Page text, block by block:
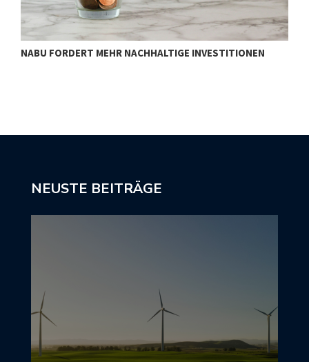
NABU FORDERT MEHR NACHHALTIGE INVESTITIONEN
NEUSTE BEITRÄGE